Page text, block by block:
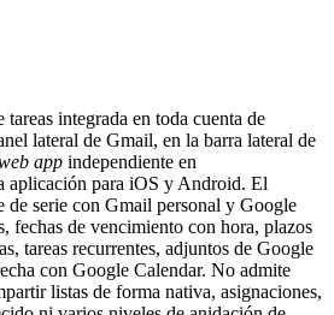
integrada en toda cuenta de
lateral de Gmail, en la barra lateral de
app independiente en
aplicación para iOS y Android. El
de serie con Gmail personal y Google
fechas de vencimiento con hora, plazos
tareas recurrentes, adjuntos de Google
con Google Calendar. No admite
listas de forma nativa, asignaciones,